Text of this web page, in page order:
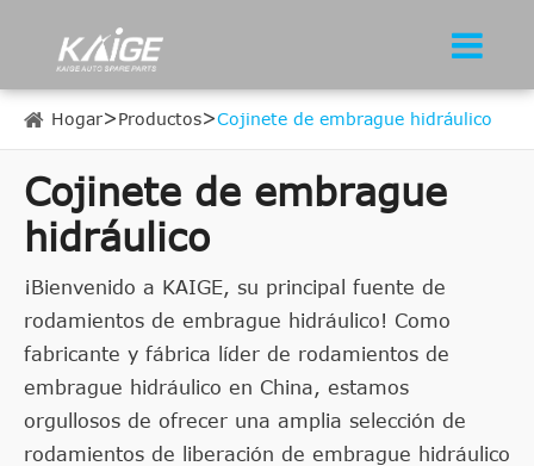
Hogar Productos Cojinete de embrague hidráulico
Cojinete de embrague
hidráulico
¡Bienvenido a KAIGE, su principal fuente de
rodamientos de embrague hidráulico! Como
fabricante y fábrica líder de rodamientos de
embrague hidráulico en China, estamos
orgullosos de ofrecer una amplia selección de
rodamientos de liberación de embrague hidráulico